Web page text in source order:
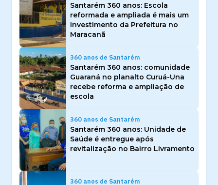
Santarém 360 anos: Escola
reformada e ampliada é mais um
investimento da Prefeitura no
Maracanã
360 anos de Santarém
Santarém 360 anos: comunidade
Guaraná no planalto Curuá-Una
recebe reforma e ampliação de
escola
360 anos de Santarém
Santarém 360 anos: Unidade de
Saúde é entregue após
revitalização no Bairro Livramento
360 anos de Santarém